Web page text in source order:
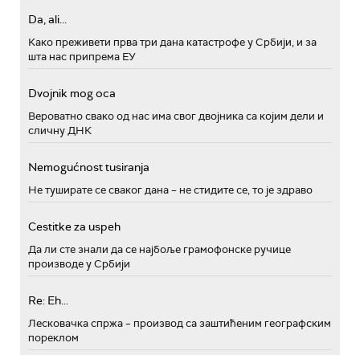
Da, ali...
Како преживети прва три дана катастрофе у Србији, и за
шта нас припрема ЕУ
Dvojnik mog oca
Вероватно свако од нас има свог двојника са којим дели и
сличну ДНК
Nemogućnost tusiranja
Не туширате се сваког дана – не стидите се, то је здраво
Cestitke za uspeh
Да ли сте знали да се најбоље грамофонске ручице
производе у Србији
Re: Eh...
Лесковачка спржа – производ са заштићеним географским
пореклом